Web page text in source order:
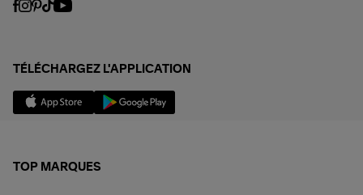
TÉLÉCHARGEZ L'APPLICATION
TOP MARQUES